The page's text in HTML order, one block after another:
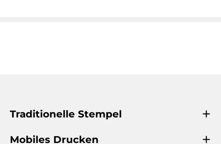
Traditionelle Stempel
Mobiles Drucken